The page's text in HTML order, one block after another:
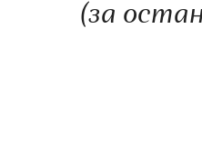
(за